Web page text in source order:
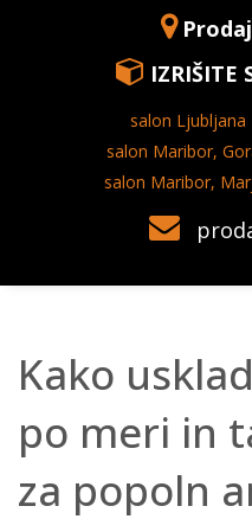
IZRIŠITE
salon Ljubljana
salon Maribor,
salon Maribor,
Kako
po meri in
za popoln